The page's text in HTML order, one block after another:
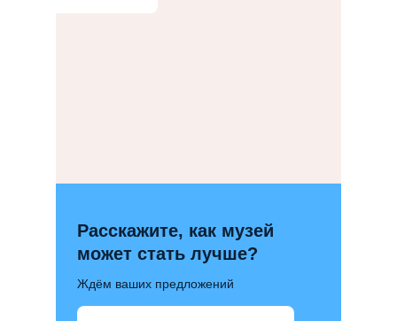
Расскажите, как музей
может стать лучше?
Ждём ваших предложений